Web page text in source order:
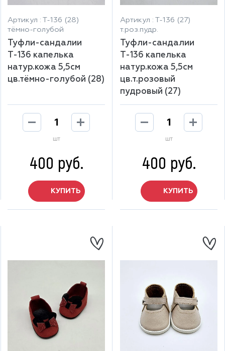
Артикул : Т-136 (28)
тёмно-голубой
Туфли-сандалии
Т-136 капелька
натур.кожа 5,5см
цв.тёмно-голубой (28)
шт
400 руб.
КУПИТЬ
Артикул : Т-136 (27)
т.роз.пудр.
Туфли-сандалии
Т-136 капелька
натур.кожа 5,5см
цв.т.розовый
пудровый (27)
шт
400 руб.
КУПИТЬ